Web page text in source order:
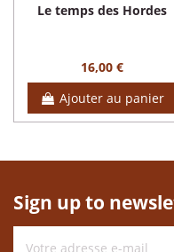
Le temps des Hordes
16,00 €
Ajouter au panier
Sign up to